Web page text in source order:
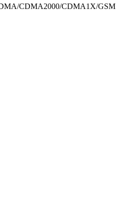
CDMA2000/CDMA1X/GSM